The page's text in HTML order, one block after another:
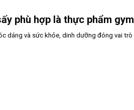
phù hợp là thực phẩm gym
dáng và sức khỏe, dinh dưỡng đóng vai trò